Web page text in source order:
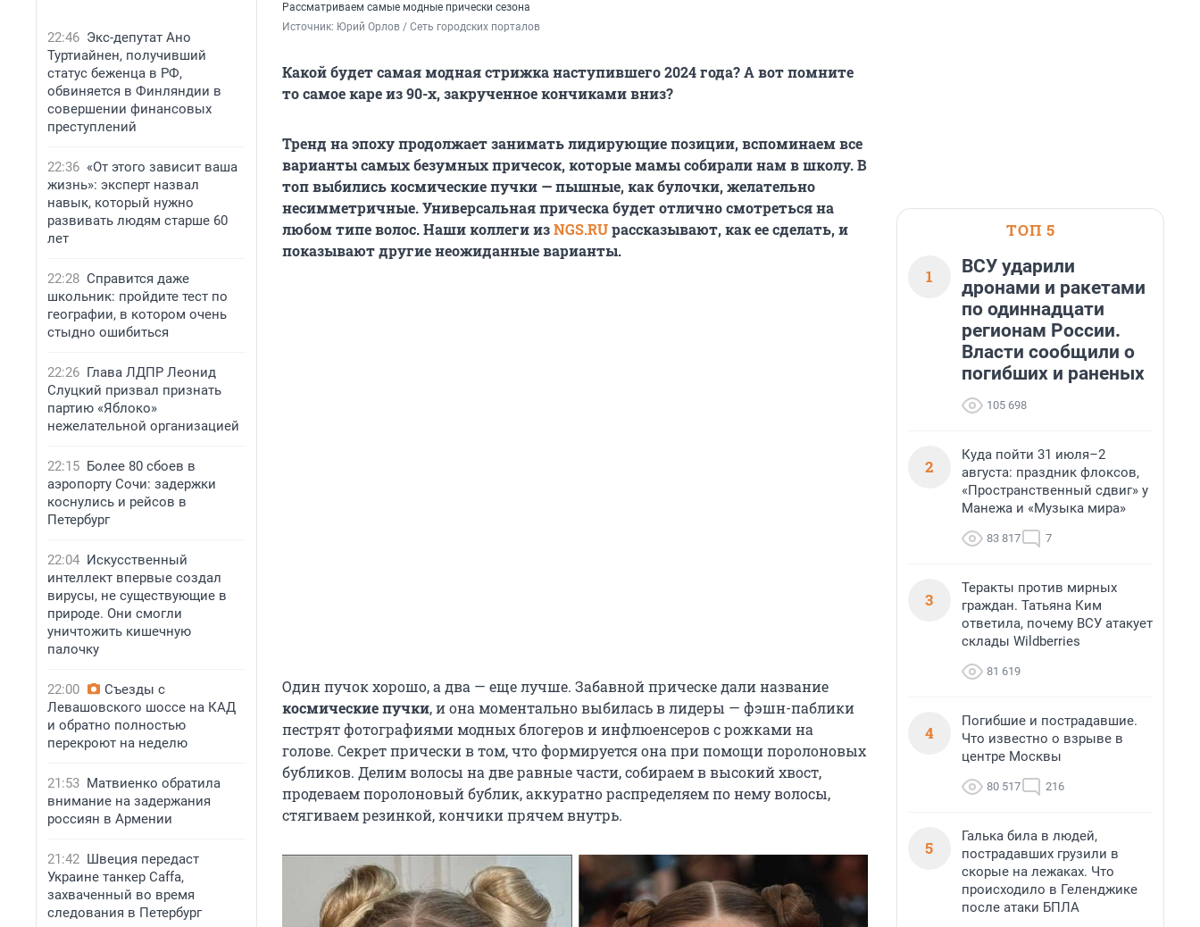
22:46 Экс-депутат Ано
Туртиайнен, получивший
статус беженца в РФ,
обвиняется в Финляндии в
совершении финансовых
преступлений
22:36 «От этого зависит ваша
жизнь»: эксперт назвал
навык, который нужно
развивать людям старше 60
лет
22:28 Справится даже
школьник: пройдите тест по
географии, в котором очень
стыдно ошибиться
22:26 Глава ЛДПР Леонид
Слуцкий призвал признать
партию «Яблоко»
нежелательной организацией
22:15 Более 80 сбоев в
аэропорту Сочи: задержки
коснулись и рейсов в
Петербург
22:04 Искусственный
интеллект впервые создал
вирусы, не существующие в
природе. Они смогли
уничтожить кишечную
палочку
22:00
Съезды с
Левашовского шоссе на КАД
и обратно полностью
перекроют на неделю
21:53 Матвиенко обратила
внимание на задержания
россиян в Армении
21:42 Швеция передаст
Украине танкер Caffa,
захваченный во время
следования в Петербург
Рассматриваем самые модные прически сезона
Источник: Юрий Орлов / Сеть городских порталов
Какой будет самая модная стрижка наступившего 2024 года? А вот помните
то самое каре из 90-х, закрученное кончиками вниз?
Тренд на эпоху продолжает занимать лидирующие позиции, вспоминаем все
варианты самых безумных причесок, которые мамы собирали нам в школу. В
топ выбились космические пучки — пышные, как булочки, желательно
несимметричные. Универсальная прическа будет отлично смотреться на
любом типе волос. Наши коллеги изNGS.RUрассказывают, как ее сделать, и
показывают другие неожиданные варианты.
Один пучок хорошо, а два — еще лучше. Забавной прическе дали название
космические пучки, и она моментально выбилась в лидеры — фэшн-паблики
пестрят фотографиями модных блогеров и инфлюенсеров с рожками на
голове. Секрет прически в том, что формируется она при помощи поролоновых
бубликов. Делим волосы на две равные части, собираем в высокий хвост,
продеваем поролоновый бублик, аккуратно распределяем по нему волосы,
стягиваем резинкой, кончики прячем внутрь.
ТОП 5
1
ВСУ ударили
дронами и ракетами
по одиннадцати
регионам России.
Власти сообщили о
погибших и раненых
105 698
2
Куда пойти 31 июля–2
августа: праздник флоксов,
«Пространственный сдвиг» у
Манежа и «Музыка мира»
83 817 7
3
Теракты против мирных
граждан. Татьяна Ким
ответила, почему ВСУ атакует
склады Wildberries
81 619
4
Погибшие и пострадавшие.
Что известно о взрыве в
центре Москвы
80 517 216
5
Галька била в людей,
пострадавших грузили в
скорые на лежаках. Что
происходило в Геленджике
после атаки БПЛА